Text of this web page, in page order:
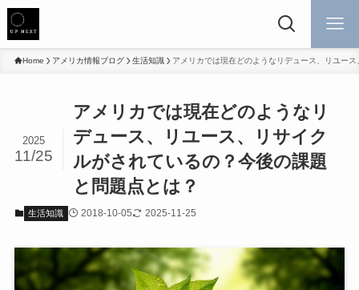
Home アメリカ情報ブログ 生活知識 アメリカでは現在どのようなリデュース、リユー
アメリカでは現在どのようなリ
デュース、リユース、リサイク
ルがされているの？今後の課題
と問題点とは？
2025
11/25
生活知識 2018-10-05 2025-11-25